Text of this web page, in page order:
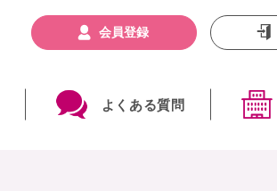
よくある質問
会員登録